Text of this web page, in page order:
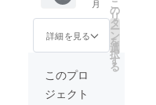
ンドブ
レー
カー）
サイズ
(S〜
M）」
・「２
月
詳細を見る
こ
の
リ
タ
ー
ン
を
選
択
す
る
このプロ
ジェクト